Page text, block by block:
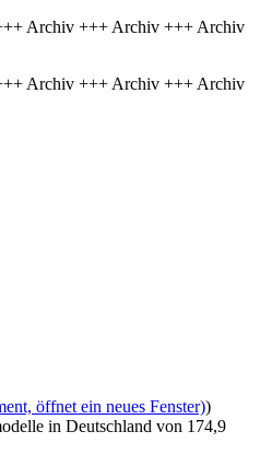
Archiv +++ Archiv +++ Archiv
Archiv +++ Archiv +++ Archiv
öffnet ein neues Fenster))
in Deutschland von 174,9